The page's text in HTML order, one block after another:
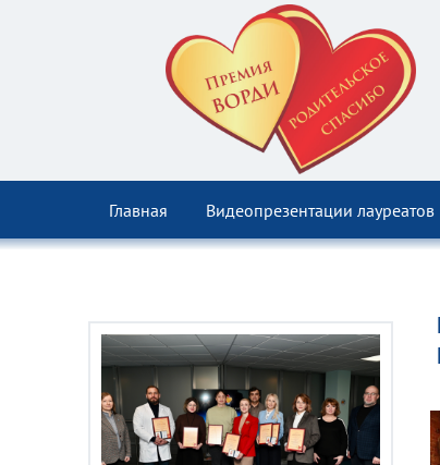
Главная Видеопрезентации лауреатов